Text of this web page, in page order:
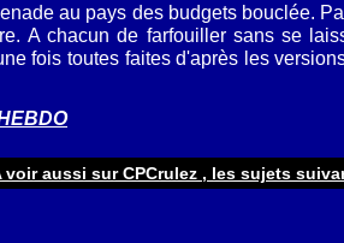
au pays des budgets bouclée.
A chacun de farfouiller sans se
fois toutes faites d'après les
voir aussi sur CPCrulez , les sujets